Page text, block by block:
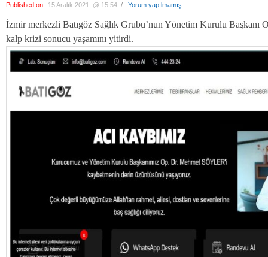
Published on: 15 Aralık 2021, @ 15:54 / Yorum yapılmamış
İzmir merkezli Batıgöz Sağlık Grubu’nun Yönetim Kurulu
kalp krizi sonucu yaşamını yitirdi.